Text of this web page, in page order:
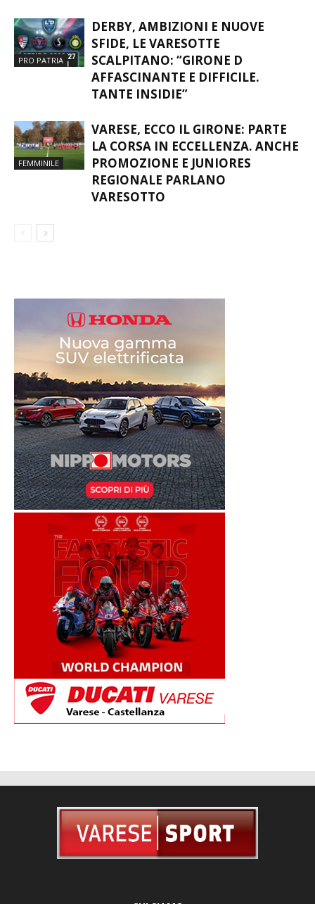
PRO PATRIA
DERBY, AMBIZIONI E NUOVE
SFIDE, LE VARESOTTE
SCALPITANO: “GIRONE D
AFFASCINANTE E DIFFICILE.
TANTE INSIDIE”
FEMMINILE
VARESE, ECCO IL GIRONE: PARTE
LA CORSA IN ECCELLENZA. ANCHE
PROMOZIONE E JUNIORES
REGIONALE PARLANO
VARESOTTO